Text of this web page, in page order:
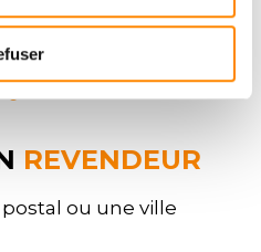
REVENDEUR
ou une ville